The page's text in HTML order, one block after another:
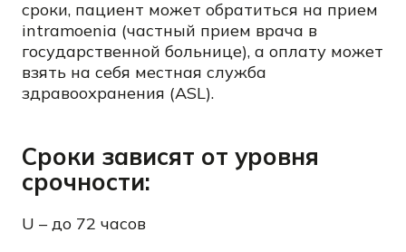
сроки, пациент может обратиться на прием
intramoenia (частный прием врача в
государственной больнице), а оплату может
взять на себя местная служба
здравоохранения (ASL).
Сроки зависят от уровня
срочности:
U – до 72 часов